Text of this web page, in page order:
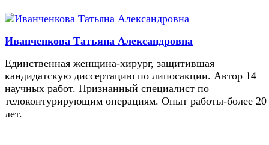
Иванченкова Татьяна Александровна
Единственная женщина-хирург, защитившая
кандидатскую диссертацию по липосакции. Автор 14
научных работ. Признанный специалист по
телоконтурирующим операциям. Опыт работы-более 20
лет.